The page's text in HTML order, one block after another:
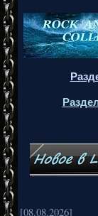
[08.08.2026]